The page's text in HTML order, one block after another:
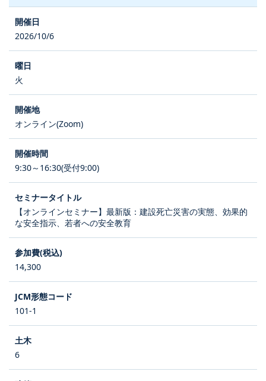
2026/10/6
火
オンライン(Zoom)
9:30～16:30(受付9:00)
【オンラインセミナー】最新版：建設死亡災害の実態、効果的
な安全指示、若者への安全教育
14,300
101-1
6